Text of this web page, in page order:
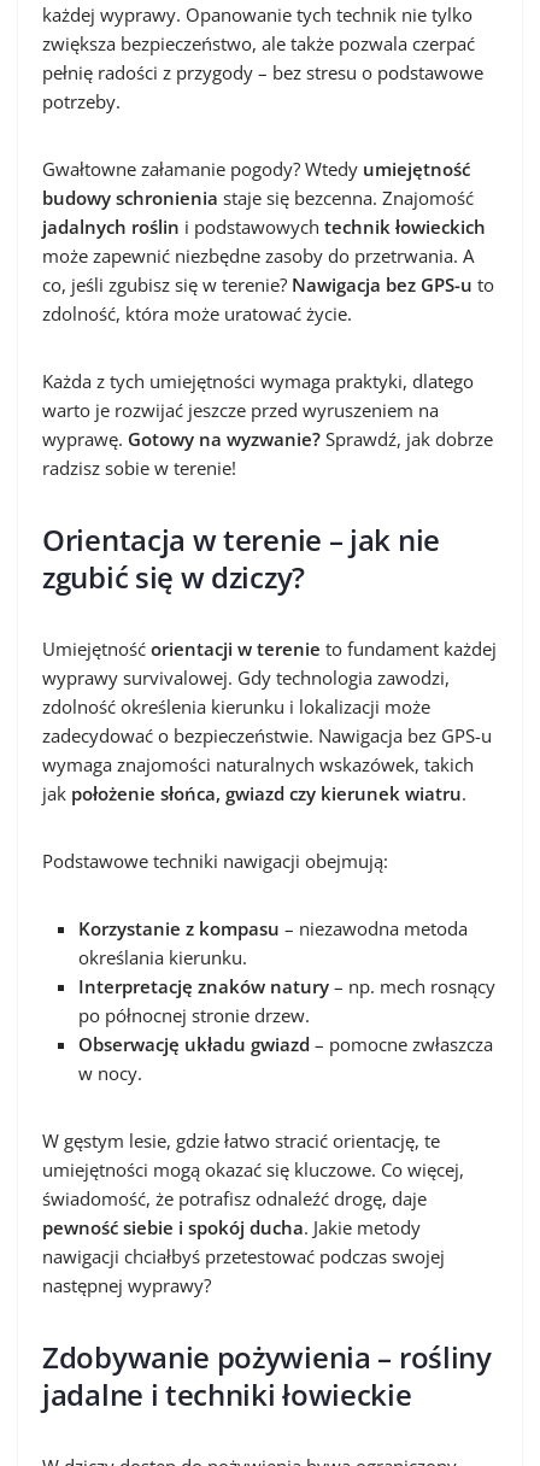
każdej wyprawy. Opanowanie tych technik nie tylko
zwiększa bezpieczeństwo, ale także pozwala czerpać
pełnię radości z przygody – bez stresu o podstawowe
potrzeby.
Gwałtowne załamanie pogody? Wtedy umiejętność
budowy schronienia staje się bezcenna. Znajomość
jadalnych roślin i podstawowych technik łowieckich
może zapewnić niezbędne zasoby do przetrwania. A
co, jeśli zgubisz się w terenie? Nawigacja bez GPS-u to
zdolność, która może uratować życie.
Każda z tych umiejętności wymaga praktyki, dlatego
warto je rozwijać jeszcze przed wyruszeniem na
wyprawę. Gotowy na wyzwanie? Sprawdź, jak dobrze
radzisz sobie w terenie!
Orientacja w terenie – jak nie
zgubić się w dziczy?
Umiejętność orientacji w terenie to fundament każdej
wyprawy survivalowej. Gdy technologia zawodzi,
zdolność określenia kierunku i lokalizacji może
zadecydować o bezpieczeństwie. Nawigacja bez GPS-u
wymaga znajomości naturalnych wskazówek, takich
jak położenie słońca, gwiazd czy kierunek wiatru.
Podstawowe techniki nawigacji obejmują:
Korzystanie z kompasu – niezawodna metoda
określania kierunku.
Interpretację znaków natury – np. mech rosnący
po północnej stronie drzew.
Obserwację układu gwiazd – pomocne zwłaszcza
w nocy.
W gęstym lesie, gdzie łatwo stracić orientację, te
umiejętności mogą okazać się kluczowe. Co więcej,
świadomość, że potrafisz odnaleźć drogę, daje
pewność siebie i spokój ducha. Jakie metody
nawigacji chciałbyś przetestować podczas swojej
następnej wyprawy?
Zdobywanie pożywienia – rośliny
jadalne i techniki łowieckie